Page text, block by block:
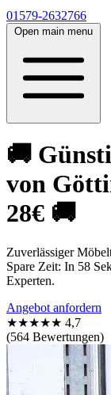
01579-2632766
Open main menu
🚚
von
28€ 🚚
Zuverlässiger
Spare Zeit: In 58
Experten.
Angebot anfordern
★★★★★ 4,7
(564 Bewertungen)